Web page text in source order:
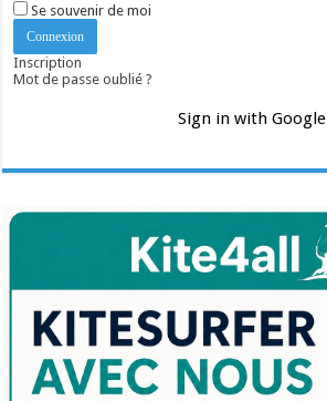
Se souvenir de moi
Inscription
Mot de passe oublié ?
Sign in with Google